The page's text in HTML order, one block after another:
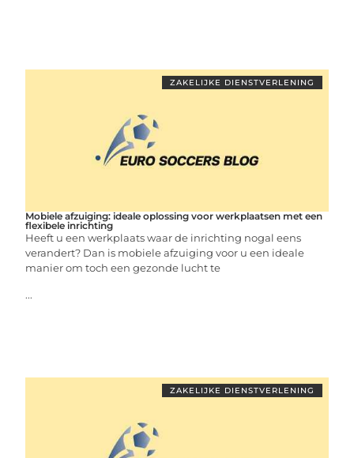
ZAKELIJKE DIENSTVERLENING
Mobiele afzuiging: ideale oplossing voor werkplaatsen met een
flexibele inrichting
Heeft u een werkplaats waar de inrichting nogal eens
verandert? Dan is mobiele afzuiging voor u een ideale
manier om toch een gezonde lucht te
...
ZAKELIJKE DIENSTVERLENING